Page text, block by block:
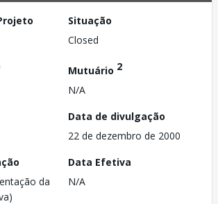
Situação
Closed
Mutuário 2
N/A
Data de divulgação
22 de dezembro de 2000
da
Data Efetiva
N/A